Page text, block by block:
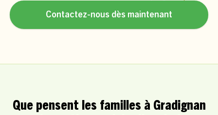
Contactez-nous dès maintenant
Que pensent les familles à Gradignan